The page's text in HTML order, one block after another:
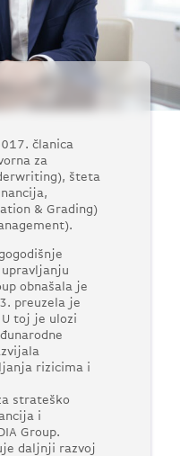
članica
za
šteta
& Grading)
obnašala je
preuzela je
toj je ulozi
rizicima i
strateško
i
Group.
daljnji razvoj